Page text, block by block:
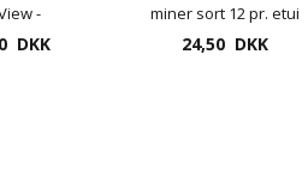
-
DKK
miner sort 12 pr. etui
24,50 DKK